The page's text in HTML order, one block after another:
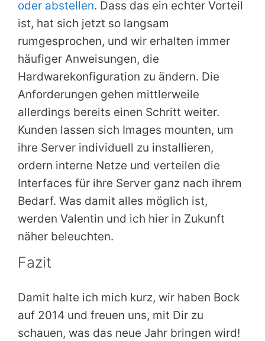
oder abstellen. Dass das ein echter Vorteil
ist, hat sich jetzt so langsam
rumgesprochen, und wir erhalten immer
häufiger Anweisungen, die
Hardwarekonfiguration zu ändern. Die
Anforderungen gehen mittlerweile
allerdings bereits einen Schritt weiter.
Kunden lassen sich Images mounten, um
ihre Server individuell zu installieren,
ordern interne Netze und verteilen die
Interfaces für ihre Server ganz nach ihrem
Bedarf. Was damit alles möglich ist,
werden Valentin und ich hier in Zukunft
näher beleuchten.
Fazit
Damit halte ich mich kurz, wir haben Bock
auf 2014 und freuen uns, mit Dir zu
schauen, was das neue Jahr bringen wird!